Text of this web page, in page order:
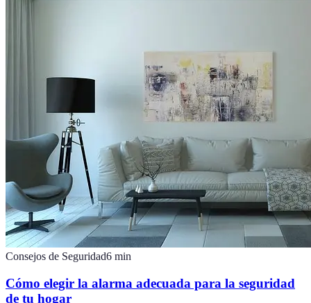
Consejos de Seguridad6 min
Cómo elegir la alarma adecuada para la seguridad
de tu hogar